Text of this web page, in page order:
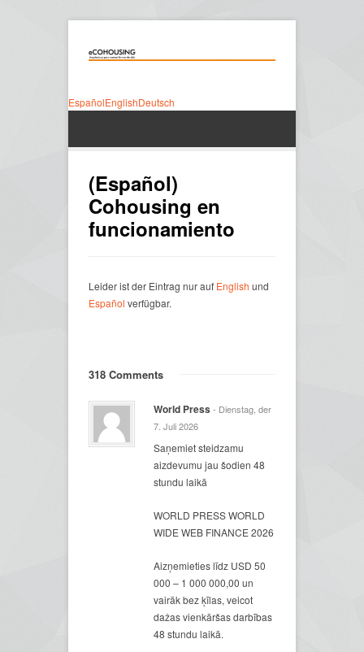
EspañolEnglishDeutsch
(Español)
Cohousing en
funcionamiento
Leider ist der Eintrag nur auf English und
Español verfügbar.
318 Comments
World Press - Dienstag, der
7. Juli 2026
Saņemiet steidzamu
aizdevumu jau šodien 48
stundu laikā
WORLD PRESS WORLD
WIDE WEB FINANCE 2026
Aizņemieties līdz USD 50
000 – 1 000 000,00 un
vairāk bez ķīlas, veicot
dažas vienkāršas darbības
48 stundu laikā.